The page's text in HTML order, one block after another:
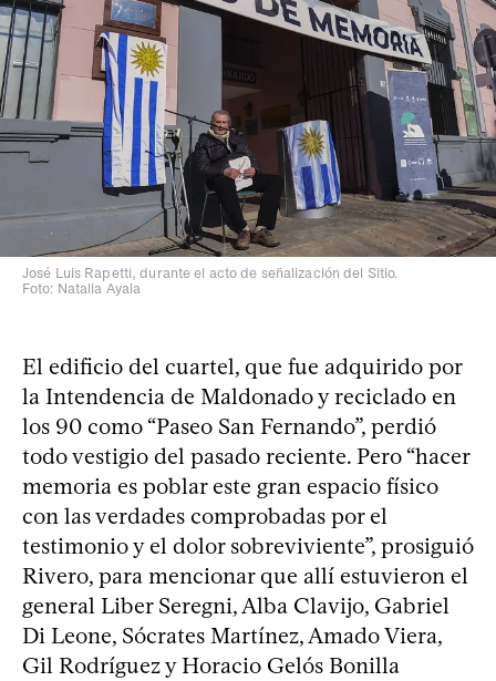
José Luis Rapetti, durante el acto de señalización del Sitio.
Foto: Natalia Ayala
El edificio del cuartel, que fue adquirido por
la Intendencia de Maldonado y reciclado en
los 90 como “Paseo San Fernando”, perdió
todo vestigio del pasado reciente. Pero “hacer
memoria es poblar este gran espacio físico
con las verdades comprobadas por el
testimonio y el dolor sobreviviente”, prosiguió
Rivero, para mencionar que allí estuvieron el
general Liber Seregni, Alba Clavijo, Gabriel
Di Leone, Sócrates Martínez, Amado Viera,
Gil Rodríguez y Horacio Gelós Bonilla